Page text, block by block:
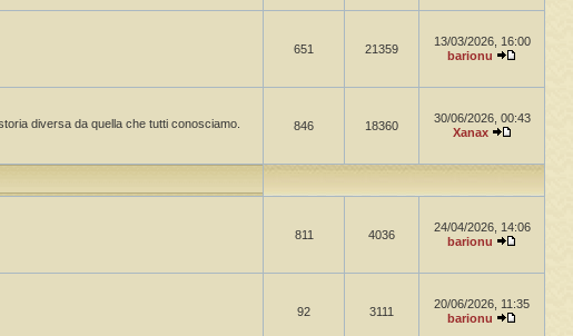
651 21359
13/03/2026, 16:00
barionu
diversa da quella che tutti conosciamo.
846 18360
30/06/2026, 00:43
Xanax
811 4036
24/04/2026, 14:06
barionu
92 3111
20/06/2026, 11:35
barionu